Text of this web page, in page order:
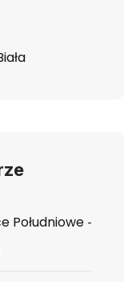
Południowe -